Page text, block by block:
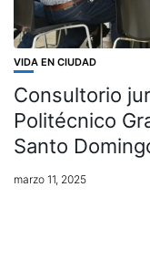
VIDA EN CIUDAD
Consultorio
Politécnico
Santo
marzo 11, 2025